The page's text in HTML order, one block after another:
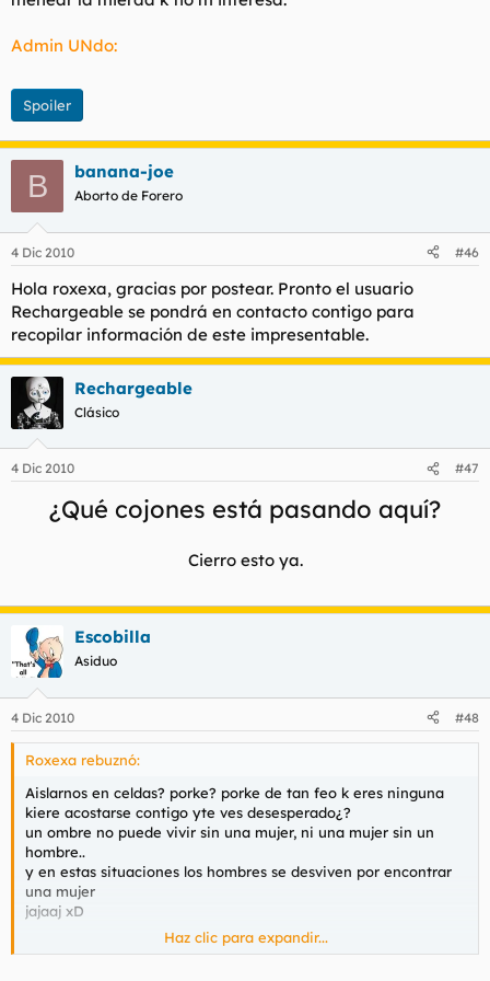
Admin UNdo:
Spoiler
B banana-joe
Aborto de Forero
4 Dic 2010 #46
Hola roxexa, gracias por postear. Pronto el usuario
Rechargeable se pondrá en contacto contigo para
recopilar información de este impresentable.
Rechargeable
Clásico
4 Dic 2010 #47
¿Qué cojones está pasando aquí?
Cierro esto ya.
Escobilla
Asiduo
4 Dic 2010 #48
Roxexa rebuznó:
Aislarnos en celdas? porke? porke de tan feo k eres ninguna
kiere acostarse contigo yte ves desesperado¿?
un ombre no puede vivir sin una mujer, ni una mujer sin un
hombre..
y en estas situaciones los hombres se desviven por encontrar
una mujer
jajaaj xD
mira no te voy a decir kien soy pero si soy una xika del msn k
Haz clic para expandir...